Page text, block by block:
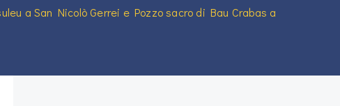
a San Nicolò Gerrei e Pozzo sacro di Bau Crabas a